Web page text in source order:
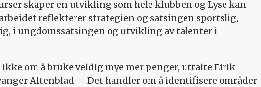
skaper en utvikling som hele klubben og Lyse kan
reflekterer strategien og satsingen sportslig,
i ungdomssatsingen og utvikling av talenter i
om å bruke veldig mye mer penger, uttalte Eirik
Aftenblad. – Det handler om å identifisere områder